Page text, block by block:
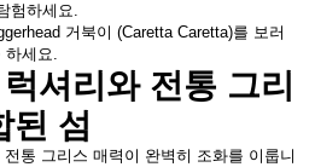
험하세요.
거북이 (Caretta Caretta)를 보러
하세요.
셔리와 전통 그리
된 섬
통 그리스 매력이 완벽히 조화를 이룹니